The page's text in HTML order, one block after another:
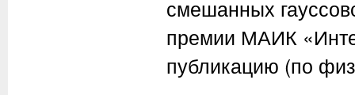
смешанных
премии МАИК
публикацию (по